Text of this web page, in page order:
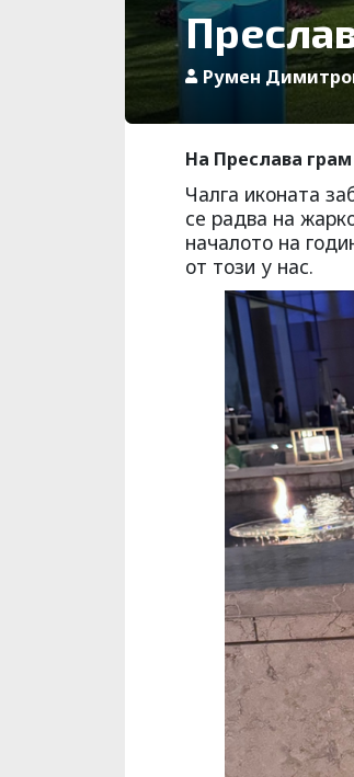
Румен
На Преслава
Чалга иконата
се радва на
началото на
от този у нас.